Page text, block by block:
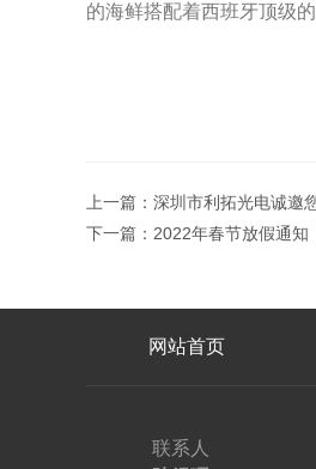
的海鲜搭配着西班牙顶级
上一篇： 深圳市利拓光电诚邀
下一篇： 2022年春节放假通知
网站首页
联系人